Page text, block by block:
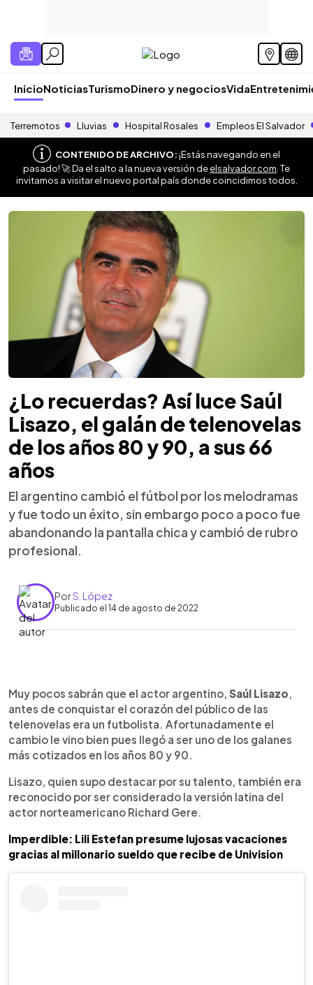
InicioNoticiasTurismoDinero y negociosVida
Terremotos Lluvias Hospital Rosales Empleos El Salvador
CONTENIDO DE ARCHIVO:¡Estás navegando en el
pasado! 🚀 Da el salto a la nueva versión deelsalvador.com . Te
invitamos a visitar el nuevo portal país donde coincidimos todos.
¿Lo recuerdas? Así luce Saúl
Lisazo, el galán de telenovelas
de los años 80 y 90, a sus 66
años
El argentino cambió el fútbol por los melodramas
y fue todo un éxito, sin embargo poco a poco fue
abandonando la pantalla chica y cambió de rubro
profesional.
PorS. López
Publicado el 14 de agosto de 2022
Escuchar artículo
Muy pocos sabrán que el actor argentino, Saúl Lisazo
antes de conquistar el corazón del público de las
telenovelas era un futbolista. Afortunadamente el
cambio le vino bien pues llegó a ser uno de los galanes
más cotizados en los años 80 y 90.
Lisazo, quien supo destacar por su talento, también era
reconocido por ser considerado la versión latina del
actor norteamericano Richard Gere.
Imperdible: Lili Estefan presume lujosas vacaciones
gracias al millonario sueldo que recibe de Univision